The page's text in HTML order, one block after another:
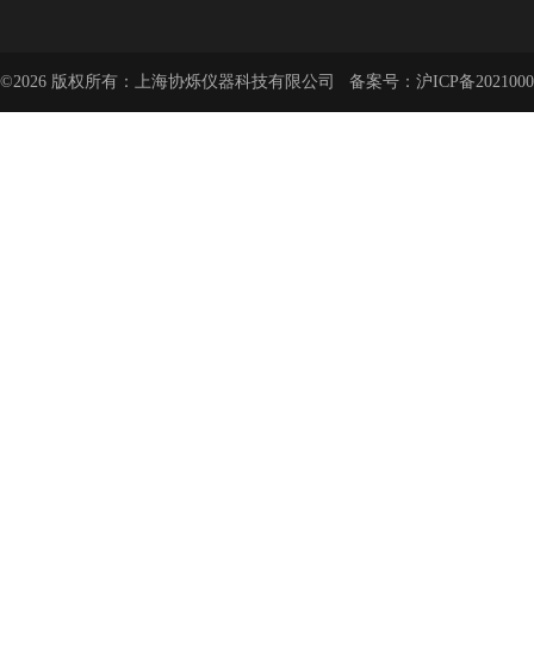
©2026 版权所有：上海协烁仪器科技有限公司 备案号： 沪ICP备